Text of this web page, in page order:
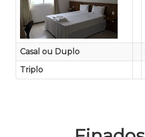
Casal ou Duplo
Triplo